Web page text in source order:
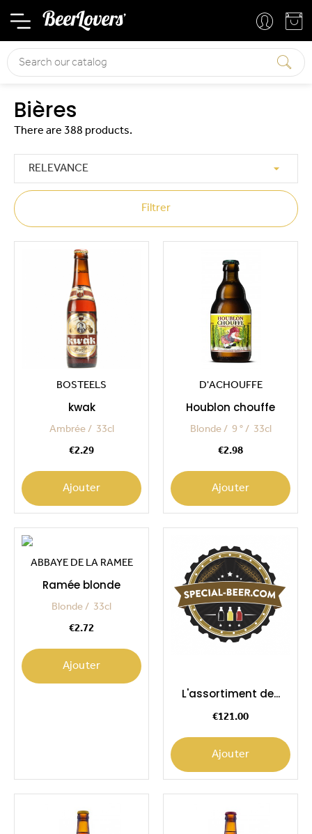
Bières
There are 388 products.
RELEVANCE 
Filtrer
BOSTEELS
kwak
Ambrée 33cl
€2.29
Ajouter
D'ACHOUFFE
Houblon chouffe
Blonde 9 ° 33cl
€2.98
Ajouter
ABBAYE DE LA RAMEE
Ramée blonde
Blonde 33cl
€2.72
Ajouter
L'assortiment de...
€121.00
Ajouter